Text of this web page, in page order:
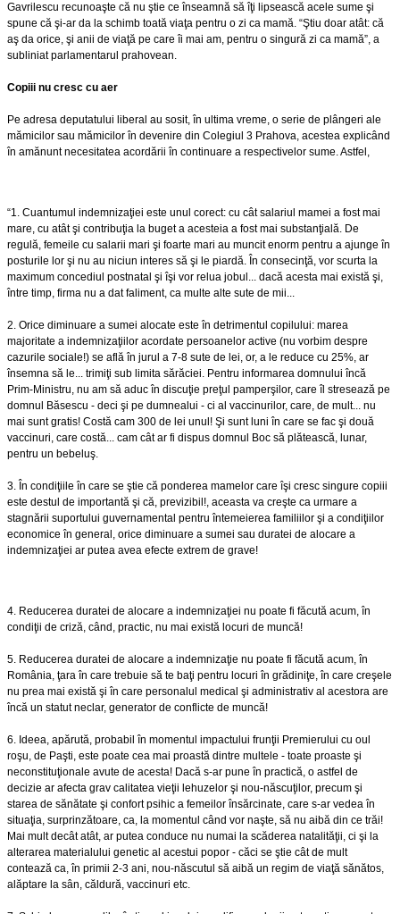
Gavrilescu recunoaşte că nu ştie ce înseamnă să îţi lipsească acele sume şi
spune că şi-ar da la schimb toată viaţa pentru o zi ca mamă. “Ştiu doar atât: că
aş da orice, şi anii de viaţă pe care îi mai am, pentru o singură zi ca mamă”, a
subliniat parlamentarul prahovean.
Copiii nu cresc cu aer
Pe adresa deputatului liberal au sosit, în ultima vreme, o serie de plângeri ale
mămicilor sau mămicilor în devenire din Colegiul 3 Prahova, acestea explicând
în amănunt necesitatea acordării în continuare a respectivelor sume. Astfel,
“1. Cuantumul indemnizaţiei este unul corect: cu cât salariul mamei a fost mai
mare, cu atât şi contribuţia la buget a acesteia a fost mai substanţială. De
regulă, femeile cu salarii mari şi foarte mari au muncit enorm pentru a ajunge în
posturile lor şi nu au niciun interes să şi le piardă. În consecinţă, vor scurta la
maximum concediul postnatal şi îşi vor relua jobul... dacă acesta mai există şi,
între timp, firma nu a dat faliment, ca multe alte sute de mii...
2. Orice diminuare a sumei alocate este în detrimentul copilului: marea
majoritate a indemnizaţiilor acordate persoanelor active (nu vorbim despre
cazurile sociale!) se află în jurul a 7-8 sute de lei, or, a le reduce cu 25%, ar
însemna să le... trimiţi sub limita sărăciei. Pentru informarea domnului încă
Prim-Ministru, nu am să aduc în discuţie preţul pamperşilor, care îl stresează pe
domnul Băsescu - deci şi pe dumnealui - ci al vaccinurilor, care, de mult... nu
mai sunt gratis! Costă cam 300 de lei unul! Şi sunt luni în care se fac şi două
vaccinuri, care costă... cam cât ar fi dispus domnul Boc să plătească, lunar,
pentru un bebeluş.
3. În condiţiile în care se ştie că ponderea mamelor care îşi cresc singure copiii
este destul de importantă şi că, previzibil!, aceasta va creşte ca urmare a
stagnării suportului guvernamental pentru întemeierea familiilor şi a condiţiilor
economice în general, orice diminuare a sumei sau duratei de alocare a
indemnizaţiei ar putea avea efecte extrem de grave!
4. Reducerea duratei de alocare a indemnizaţiei nu poate fi făcută acum, în
condiţii de criză, când, practic, nu mai există locuri de muncă!
5. Reducerea duratei de alocare a indemnizaţie nu poate fi făcută acum, în
România, ţara în care trebuie să te baţi pentru locuri în grădiniţe, în care creşele
nu prea mai există şi în care personalul medical şi administrativ al acestora are
încă un statut neclar, generator de conflicte de muncă!
6. Ideea, apărută, probabil în momentul impactului frunţii Premierului cu oul
roşu, de Paşti, este poate cea mai proastă dintre multele - toate proaste şi
neconstituţionale avute de acesta! Dacă s-ar pune în practică, o astfel de
decizie ar afecta grav calitatea vieţii lehuzelor şi nou-născuţilor, precum şi
starea de sănătate şi confort psihic a femeilor însărcinate, care s-ar vedea în
situaţia, surprinzătoare, ca, la momentul când vor naşte, să nu aibă din ce trăi!
Mai mult decât atât, ar putea conduce nu numai la scăderea natalităţii, ci şi la
alterarea materialului genetic al acestui popor - căci se ştie cât de mult
contează ca, în primii 2-3 ani, nou-născutul să aibă un regim de viaţă sănătos,
alăptare la sân, căldură, vaccinuri etc.